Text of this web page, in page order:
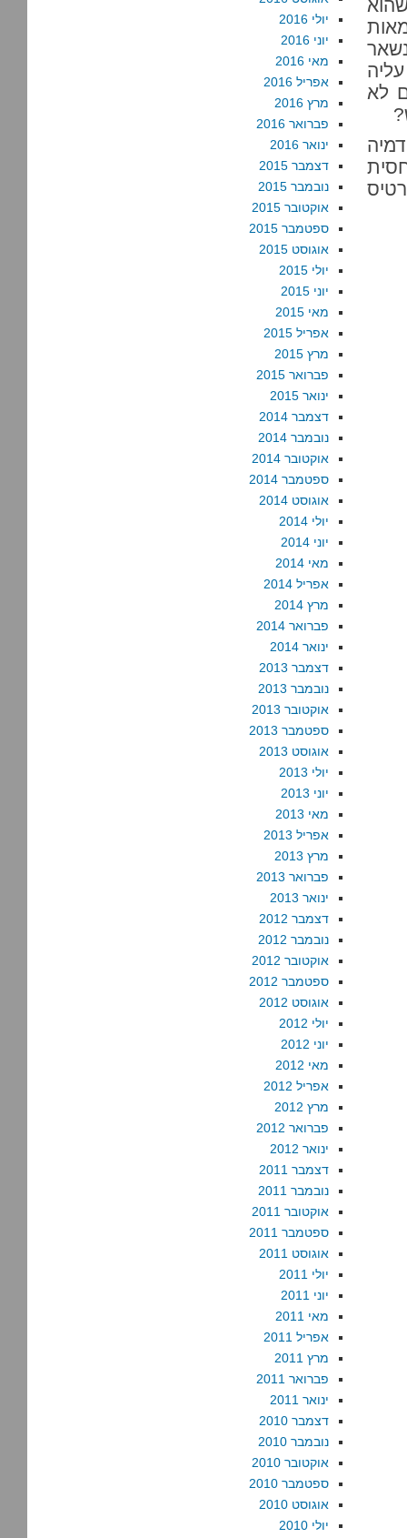
לא
יולי 2016
יוני 2016
מאי 2016
אפריל 2016
מרץ 2016
פברואר 2016
ינואר 2016
דצמבר 2015
נובמבר 2015
אוקטובר 2015
ספטמבר 2015
אוגוסט 2015
יולי 2015
יוני 2015
מאי 2015
אפריל 2015
מרץ 2015
פברואר 2015
ינואר 2015
דצמבר 2014
נובמבר 2014
אוקטובר 2014
ספטמבר 2014
אוגוסט 2014
יולי 2014
יוני 2014
מאי 2014
אפריל 2014
מרץ 2014
פברואר 2014
ינואר 2014
דצמבר 2013
נובמבר 2013
אוקטובר 2013
ספטמבר 2013
אוגוסט 2013
יולי 2013
יוני 2013
מאי 2013
אפריל 2013
מרץ 2013
פברואר 2013
ינואר 2013
דצמבר 2012
נובמבר 2012
אוקטובר 2012
ספטמבר 2012
אוגוסט 2012
יולי 2012
יוני 2012
מאי 2012
אפריל 2012
מרץ 2012
פברואר 2012
ינואר 2012
דצמבר 2011
נובמבר 2011
אוקטובר 2011
ספטמבר 2011
אוגוסט 2011
יולי 2011
יוני 2011
מאי 2011
אפריל 2011
מרץ 2011
פברואר 2011
ינואר 2011
דצמבר 2010
נובמבר 2010
אוקטובר 2010
ספטמבר 2010
אוגוסט 2010
יולי 2010